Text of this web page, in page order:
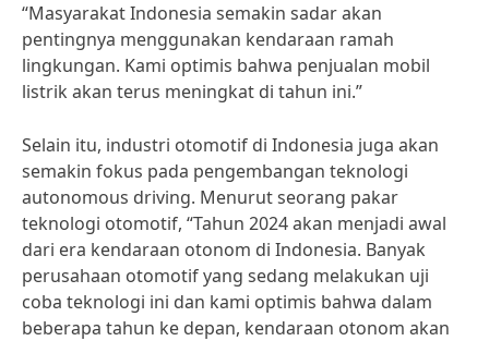
“Masyarakat Indonesia semakin sadar akan
pentingnya menggunakan kendaraan ramah
lingkungan. Kami optimis bahwa penjualan mobil
listrik akan terus meningkat di tahun ini.”
Selain itu, industri otomotif di Indonesia juga akan
semakin fokus pada pengembangan teknologi
autonomous driving. Menurut seorang pakar
teknologi otomotif, “Tahun 2024 akan menjadi awal
dari era kendaraan otonom di Indonesia. Banyak
perusahaan otomotif yang sedang melakukan uji
coba teknologi ini dan kami optimis bahwa dalam
beberapa tahun ke depan, kendaraan otonom akan